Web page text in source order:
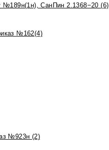
№189н(1н), СанПин 2.1368−20 (6)
№162(4)
№923н (2)